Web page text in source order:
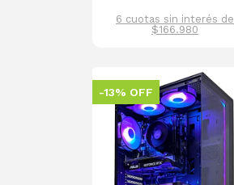
6 cuotas sin interés de
$166.980
-13% OFF